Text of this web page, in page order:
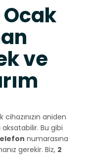
ve
aniden
Bu gibi
numarasına
gerekir. Biz, 2